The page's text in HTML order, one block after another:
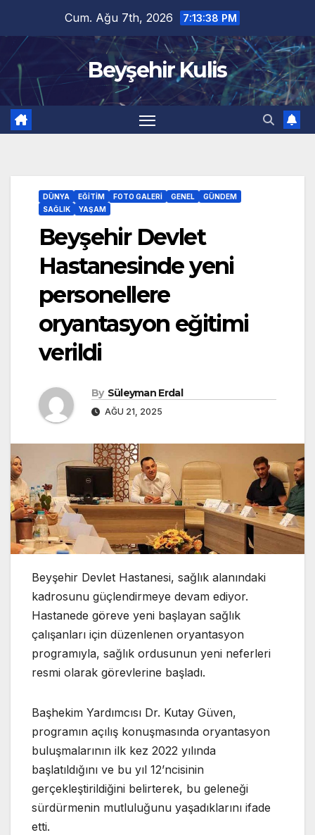
content
Cum. Ağu 7th, 2026 7:13:39 PM
Beyşehir Kulis
DÜNYA EĞITIM FOTO GALERI GENEL
GÜNDEM
SAĞLIK
YAŞAM
Beyşehir Devlet
Hastanesinde yeni
personellere
oryantasyon eğitimi
verildi
By Süleyman Erdal
AĞU 21, 2025
Beyşehir Devlet Hastanesi, sağlık alanındaki
kadrosunu güçlendirmeye devam ediyor.
Hastanede göreve yeni başlayan sağlık
çalışanları için düzenlenen oryantasyon
programıyla, sağlık ordusunun yeni neferleri
resmi olarak görevlerine başladı.
Başhekim Yardımcısı Dr. Kutay Güven,
programın açılış konuşmasında oryantasyon
buluşmalarının ilk kez 2022 yılında
başlatıldığını ve bu yıl 12’ncisinin
gerçekleştirildiğini belirterek, bu geleneği
sürdürmenin mutluluğunu yaşadıklarını ifade
etti.